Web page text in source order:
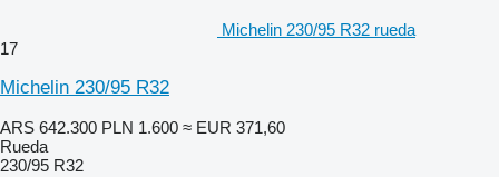
Michelin 230/95 R32 rueda
17
Michelin 230/95 R32
ARS 642.300 PLN 1.600 ≈ EUR 371,60
Rueda
230/95 R32